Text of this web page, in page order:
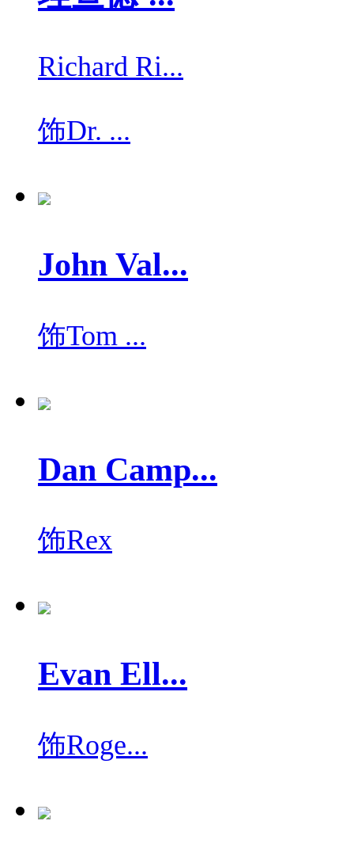
Richard Ri...
饰Dr. ...
John Val...
饰Tom ...
Dan Camp...
饰Rex
Evan Ell...
饰Roge...